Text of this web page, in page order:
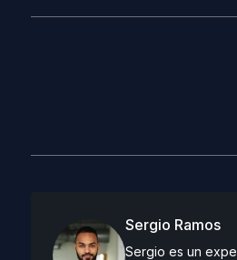
Sergio Ramos
Sergio es un